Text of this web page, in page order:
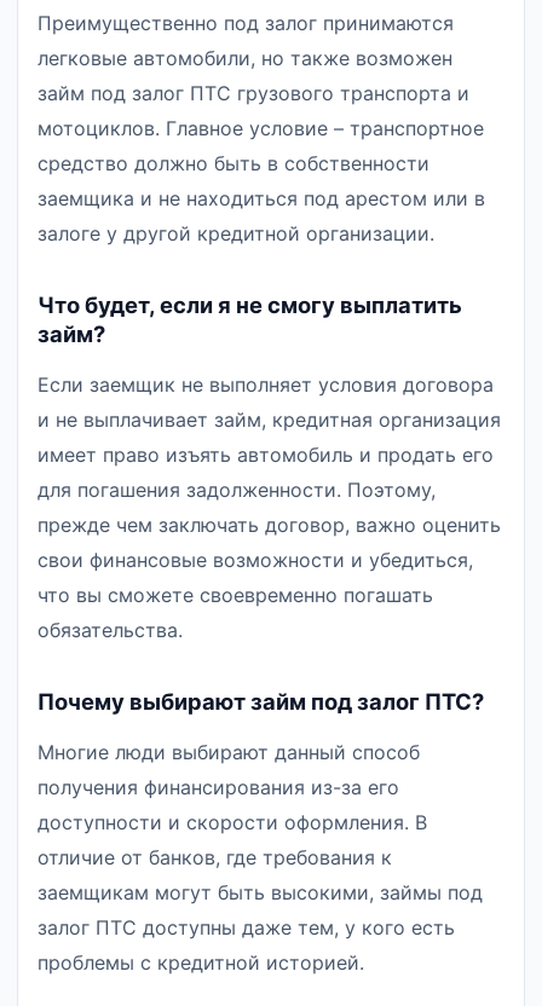
Преимущественно под залог принимаются
легковые автомобили, но также возможен
займ под залог ПТС грузового транспорта и
мотоциклов. Главное условие – транспортное
средство должно быть в собственности
заемщика и не находиться под арестом или в
залоге у другой кредитной организации.
Что будет, если я не смогу выплатить
займ?
Если заемщик не выполняет условия договора
и не выплачивает займ, кредитная организация
имеет право изъять автомобиль и продать его
для погашения задолженности. Поэтому,
прежде чем заключать договор, важно оценить
свои финансовые возможности и убедиться,
что вы сможете своевременно погашать
обязательства.
Почему выбирают займ под залог ПТС?
Многие люди выбирают данный способ
получения финансирования из-за его
доступности и скорости оформления. В
отличие от банков, где требования к
заемщикам могут быть высокими, займы под
залог ПТС доступны даже тем, у кого есть
проблемы с кредитной историей.